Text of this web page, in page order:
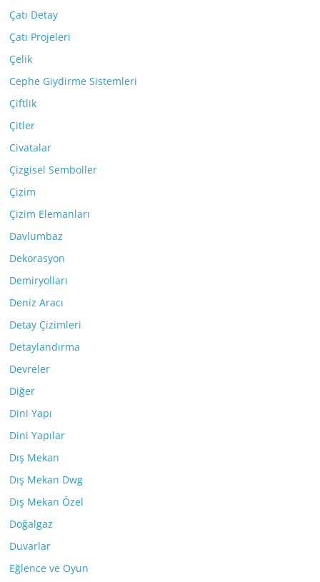
Çatı Detay
Çatı Projeleri
Çelik
Cephe Giydirme Sistemleri
Çiftlik
Çitler
Civatalar
Çizgisel Semboller
Çizim
Çizim Elemanları
Davlumbaz
Dekorasyon
Demiryolları
Deniz Aracı
Detay Çizimleri
Detaylandırma
Devreler
Diğer
Dini Yapı
Dini Yapılar
Dış Mekan
Dış Mekan Dwg
Dış Mekan Özel
Doğalgaz
Duvarlar
Eğlence ve Oyun